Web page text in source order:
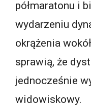
półmaratonu i
wydarzeniu
okrążenia
sprawią, że
jednocześnie
widowiskowy.